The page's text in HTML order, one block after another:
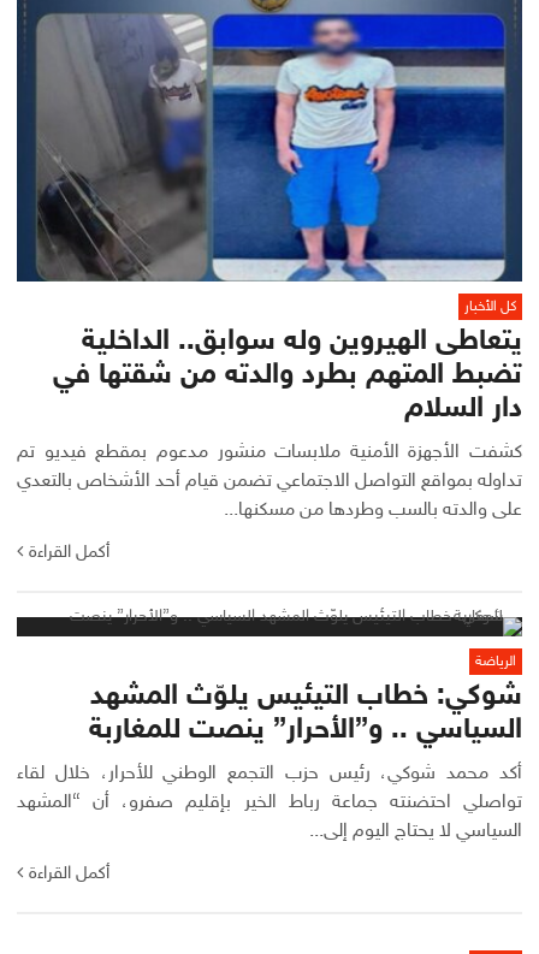
كل الأخبار
يتعاطى الهيروين وله سوابق.. الداخلية
تضبط المتهم بطرد والدته من شقتها في
دار السلام
كشفت الأجهزة الأمنية ملابسات منشور مدعوم بمقطع فيديو تم
تداوله بمواقع التواصل الاجتماعي تضمن قيام أحد الأشخاص بالتعدي
على والدته بالسب وطردها من مسكنها...
أكمل القراءة
الرياضة
شوكي: خطاب التيئيس يلوّث المشهد
السياسي .. و”الأحرار” ينصت للمغاربة
أكد محمد شوكي، رئيس حزب التجمع الوطني للأحرار، خلال لقاء
تواصلي احتضنته جماعة رباط الخير بإقليم صفرو، أن “المشهد
السياسي لا يحتاج اليوم إلى...
أكمل القراءة